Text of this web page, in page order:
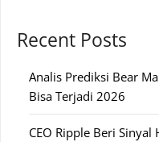
Recent Posts
Analis Prediksi Bear
Bisa Terjadi 2026
CEO Ripple Beri Sinyal